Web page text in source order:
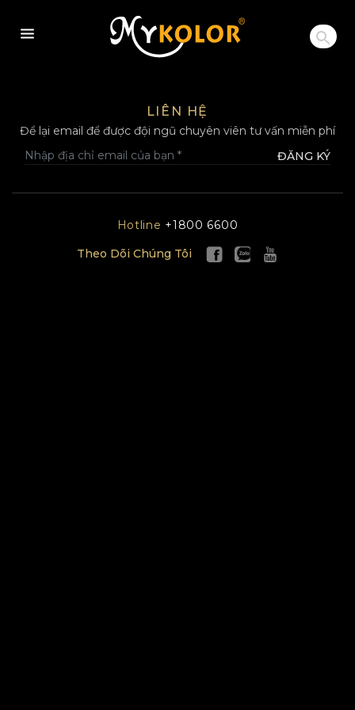
MYKOLOR
LIÊN HỆ
Để lại email để được đội ngũ chuyên viên tư vấn miễn phí
ĐĂNG KÝ
Hotline +1800 6600
Theo Dõi Chúng Tôi